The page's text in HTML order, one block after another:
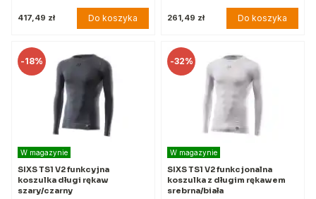
417,49 zł Do koszyka 261,49 zł Do koszyka
-18%
W magazynie
SIXS TS1 V2 funkcyjna
koszulka długi rękaw
szary/czarny
-32%
W magazynie
SIXS TS1 V2 funkcjonalna
koszulka z długim rękawem
srebrna/biała